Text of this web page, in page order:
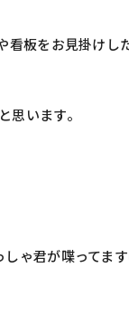
看板をお見掛けし
思います。
しゃ君が喋ってま